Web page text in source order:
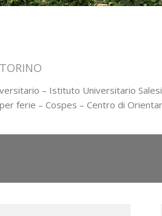
– Istituto Universitario
ferie – Cospes – Centro di